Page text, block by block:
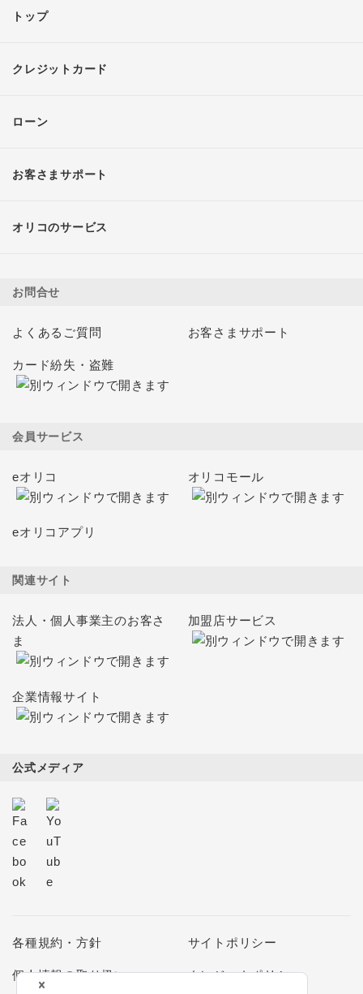
トップ
クレジットカード
ローン
お客さまサポート
オリコのサービス
お問合せ
よくあるご質問 お客さまサポート
カード紛失・盗難
会員サービス
eオリコ オリコモール
eオリコアプリ
関連サイト
法人・個人事業主のお客さ
ま
加盟店サービス
企業情報サイト
公式メディア
各種規約・方針 サイトポリシー
個人情報の取り扱い クレジットポリシー